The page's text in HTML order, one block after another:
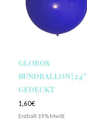
GLOBOS
RUNDBALLON | 24″
GEDECKT
1,60€
Enthält 19% MwSt.